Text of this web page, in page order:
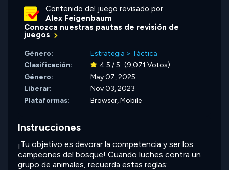
Contenido del juego revisado por
Alex Feigenbaum
Conozca nuestras pautas de revisión de
juegos
Género: Estrategia > Táctica
Clasificación:
4.5 / 5 (9,071 Votos)
Género:
May 07, 2025
Liberar:
Nov 03, 2023
Plataformas:
Browser, Mobile
Instrucciones
¡Tu objetivo es devorar la competencia y ser los
campeones del bosque! Cuando luches contra un
grupo de animales, recuerda estas reglas: